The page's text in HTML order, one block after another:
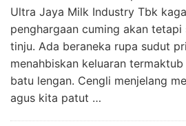
Ultra Jaya Milk Industry Tbk
penghargaan cuming akan tetapi
tinju. Ada beraneka rupa sudut
menahbiskan keluaran
batu lengan. Cengli menjelang
agus kita patut …